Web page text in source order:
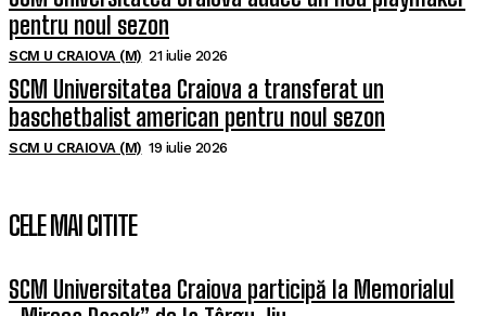
pentru noul sezon
SCM U CRAIOVA (M) 21 iulie 2026
SCM Universitatea Craiova a transferat un
baschetbalist american pentru noul sezon
SCM U CRAIOVA (M) 19 iulie 2026
CELE MAI CITITE
SCM Universitatea Craiova participă la Memorialul